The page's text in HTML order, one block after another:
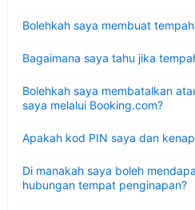
Bolehkah saya membuat
Bagaimana saya tahu jika
Bolehkah saya membatalkan
saya melalui Booking.com?
Apakah kod PIN saya dan
Di manakah saya boleh
hubungan tempat penginapan?